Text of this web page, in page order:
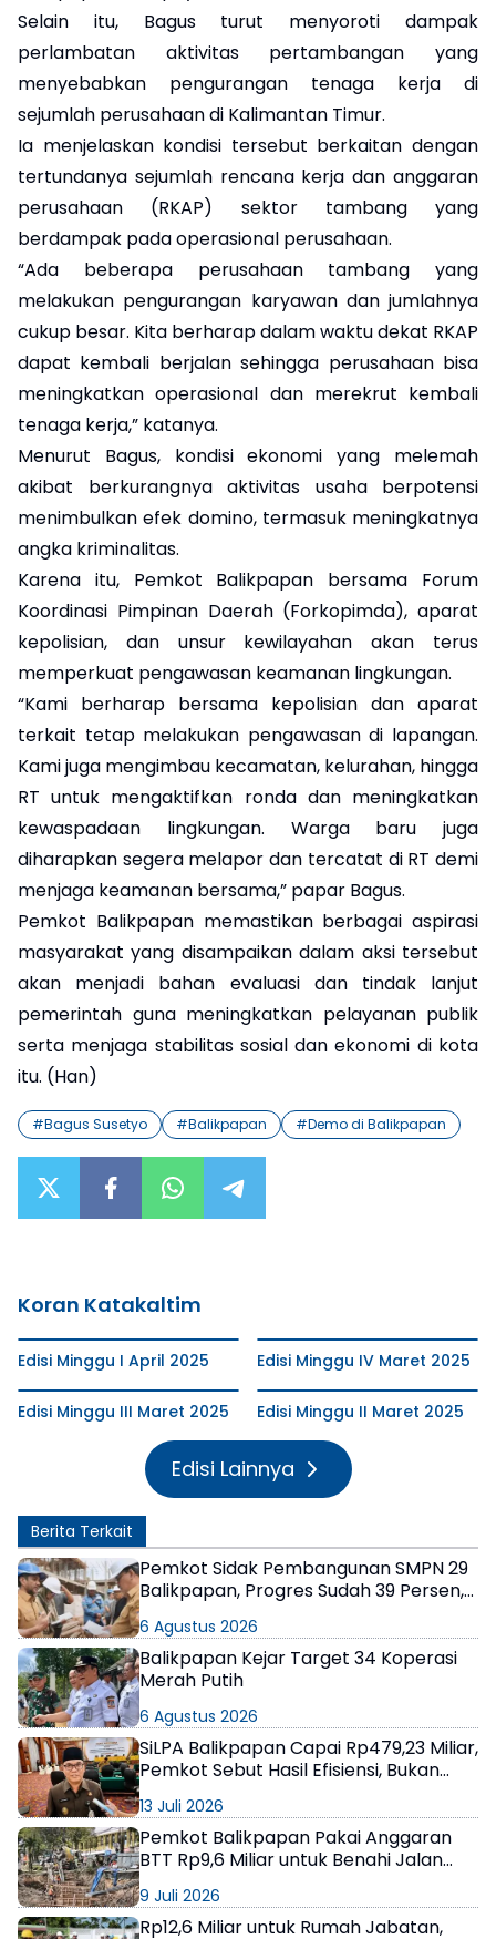
Selain itu, Bagus turut menyoroti dampak
perlambatan aktivitas pertambangan yang
menyebabkan pengurangan tenaga kerja di
sejumlah perusahaan di Kalimantan Timur.
Ia menjelaskan kondisi tersebut berkaitan dengan
tertundanya sejumlah rencana kerja dan anggaran
perusahaan (RKAP) sektor tambang yang
berdampak pada operasional perusahaan.
“Ada beberapa perusahaan tambang yang
melakukan pengurangan karyawan dan jumlahnya
cukup besar. Kita berharap dalam waktu dekat RKAP
dapat kembali berjalan sehingga perusahaan bisa
meningkatkan operasional dan merekrut kembali
tenaga kerja,” katanya.
Menurut Bagus, kondisi ekonomi yang melemah
akibat berkurangnya aktivitas usaha berpotensi
menimbulkan efek domino, termasuk meningkatnya
angka kriminalitas.
Karena itu, Pemkot Balikpapan bersama Forum
Koordinasi Pimpinan Daerah (Forkopimda), aparat
kepolisian, dan unsur kewilayahan akan terus
memperkuat pengawasan keamanan lingkungan.
“Kami berharap bersama kepolisian dan aparat
terkait tetap melakukan pengawasan di lapangan.
Kami juga mengimbau kecamatan, kelurahan, hingga
RT untuk mengaktifkan ronda dan meningkatkan
kewaspadaan lingkungan. Warga baru juga
diharapkan segera melapor dan tercatat di RT demi
menjaga keamanan bersama,” papar Bagus.
Pemkot Balikpapan memastikan berbagai aspirasi
masyarakat yang disampaikan dalam aksi tersebut
akan menjadi bahan evaluasi dan tindak lanjut
pemerintah guna meningkatkan pelayanan publik
serta menjaga stabilitas sosial dan ekonomi di kota
itu. (Han)
#Bagus Susetyo #Balikpapan #Demo di Balikpapan
Koran Katakaltim
Edisi Minggu I April 2025 Edisi Minggu IV Maret 2025
Edisi Minggu III Maret 2025 Edisi Minggu II Maret 2025
Edisi Lainnya
Berita Terkait
Pemkot Sidak Pembangunan SMPN 29
Balikpapan, Progres Sudah 39 Persen,
6 Agustus 2026
Balikpapan Kejar Target 34 Koperasi
Merah Putih
6 Agustus 2026
SiLPA Balikpapan Capai Rp479,23 Miliar,
Pemkot Sebut Hasil Efisiensi, Bukan
13 Juli 2026
Pemkot Balikpapan Pakai Anggaran
BTT Rp9,6 Miliar untuk Benahi Jalan
9 Juli 2026
Rp12,6 Miliar untuk Rumah Jabatan,